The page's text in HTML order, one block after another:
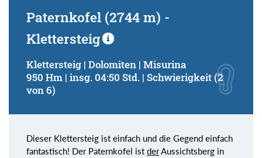
Paternkofel (2744 m) -
Klettersteig
Klettersteig | Dolomiten | Misurina
950 Hm | insg. 04:50 Std. | Schwierigkeit (2
von 6)
Dieser Klettersteig ist einfach und die Gegend einfach
fantastisch! Der Paternkofel ist derAussichtsberg in